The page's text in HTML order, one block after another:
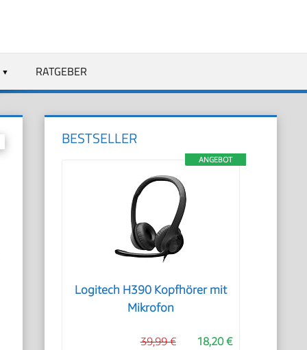
RATGEBER
BESTSELLER
ANGEBOT
Logitech H390 Kopfhörer mit
Mikrofon
18,20 €
39,99 €